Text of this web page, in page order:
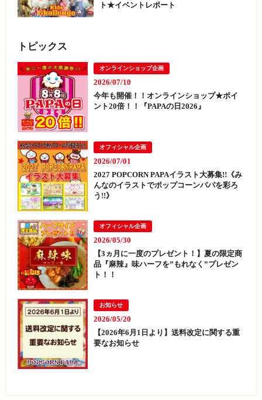
ト★イベントレポート
トピックス
オンラインショップ企画
2026/07/10
今年も開催！！オンラインショップ★ポイ
ント20倍！！『PAPAの日2026』
オフィシャル企画
2026/07/01
2027 POPCORN PAPAイラスト大募集!!《み
んなのイラストでポップコーンパパを彩ろ
う!!》
オフィシャル企画
2026/05/30
【3ヵ月に一度のプレゼント！】夏の限定商
品『麻辣』味ハーフを”もれなく”プレゼン
ト！！
お知らせ
2026/05/20
【2026年6月1日より】送料改定に関する重
要なお知らせ